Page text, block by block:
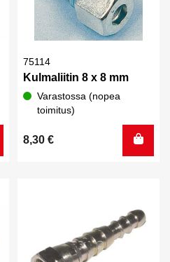
75114
Kulmaliitin 8 x 8 mm
Varastossa (nopea
toimitus)
8,30 €